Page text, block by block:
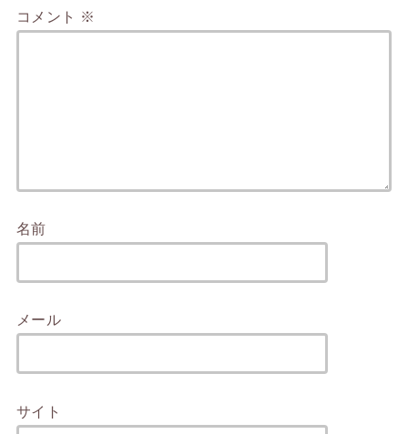
コメント ※
名前
メール
サイト